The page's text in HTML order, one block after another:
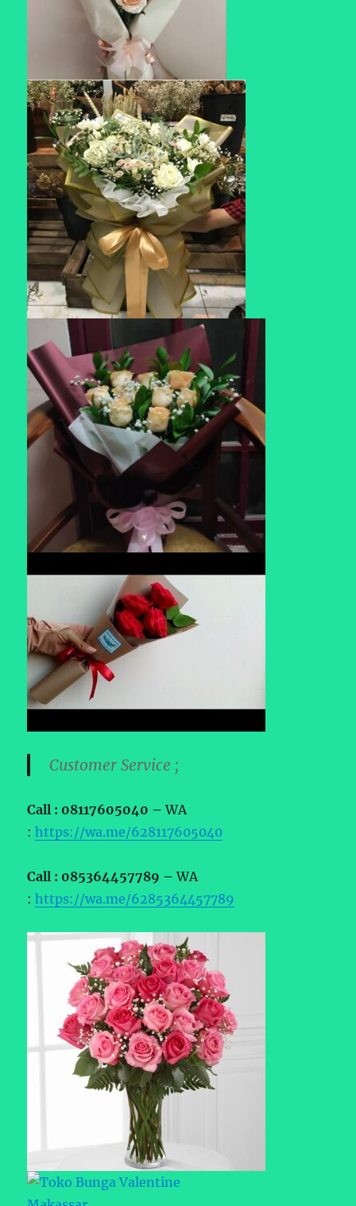
Customer Service ;
Call : 08117605040 –WA
:https://wa.me/628117605040
Call : 085364457789 –WA
:https://wa.me/6285364457789